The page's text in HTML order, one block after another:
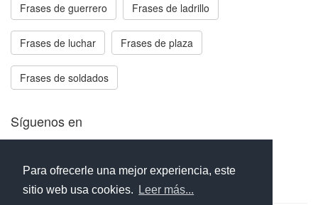
Para ofrecerle una mejor experiencia, este
sitio web usa cookies.
Leer más...
Frases de guerrero Frases de ladrillo
Frases de luchar Frases de plaza
Frases de soldados
Síguenos en